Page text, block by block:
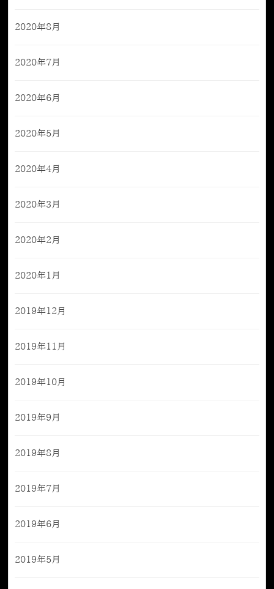
2020年8月
2020年7月
2020年6月
2020年5月
2020年4月
2020年3月
2020年2月
2020年1月
2019年12月
2019年11月
2019年10月
2019年9月
2019年8月
2019年7月
2019年6月
2019年5月